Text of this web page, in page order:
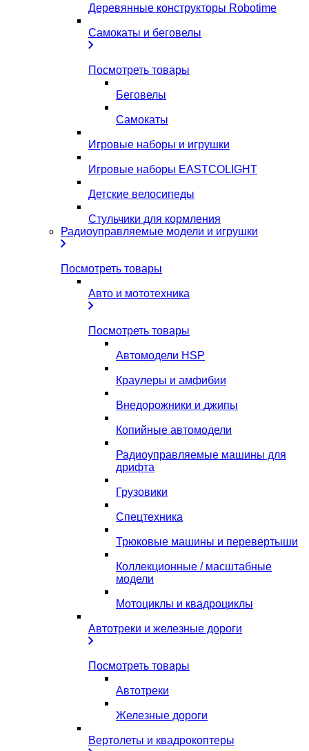
Деревянные конструкторы Robotime
Самокаты и беговелы
Посмотреть товары
Беговелы
Самокаты
Игровые наборы и игрушки
Игровые наборы EASTCOLIGHT
Детские велосипеды
Стульчики для кормления
Радиоуправляемые модели и игрушки
Посмотреть товары
Авто и мототехника
Посмотреть товары
Автомодели HSP
Краулеры и амфибии
Внедорожники и джипы
Копийные автомодели
Радиоуправляемые машины для
дрифта
Грузовики
Спецтехника
Трюковые машины и перевертыши
Коллекционные / масштабные
модели
Мотоциклы и квадроциклы
Автотреки и железные дороги
Посмотреть товары
Автотреки
Железные дороги
Вертолеты и квадрокоптеры